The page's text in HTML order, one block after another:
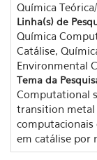
Química
Linha(s) de
Química
Catálise,
Environmental
Tema da
Computational
transition metal
computacionais
em catálise por